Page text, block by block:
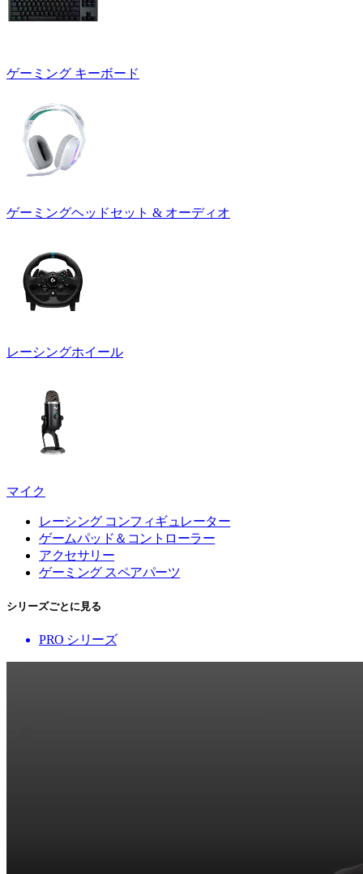
ゲーミング キーボード
ゲーミングヘッドセット & オーディオ
レーシングホイール
マイク
レーシング コンフィギュレーター
ゲームパッド＆コントローラー
アクセサリー
ゲーミング スペアパーツ
シリーズごとに見る
PRO シリーズ